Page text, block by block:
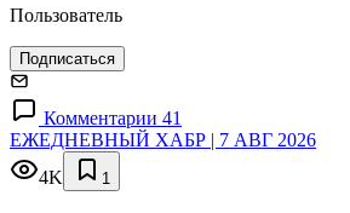
Пользователь
Подписаться
Комментарии 41
ЕЖЕДНЕВНЫЙ ХАБР | 7 АВГ 2026
4K
1